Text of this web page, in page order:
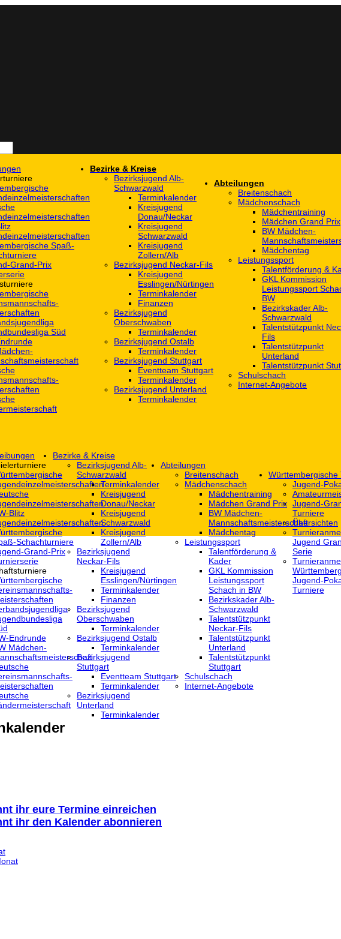
Spaß-
Grand-Prix
Süd
Bezirke & Kreise
Bezirksjugend Alb-
Schwarzwald
Terminkalender
Kreisjugend
Donau/Neckar
Kreisjugend
Schwarzwald
Kreisjugend
Zollern/Alb
Bezirksjugend Neckar-Fils
Kreisjugend
‎Esslingen/Nürtingen
Terminkalender
Finanzen
Bezirksjugend
Oberschwaben
Terminkalender
Bezirksjugend Ostalb
Terminkalender
Bezirksjugend Stuttgart
‎Eventteam Stuttgart
Terminkalender
Bezirksjugend Unterland
Terminkalender
Abteilungen
Breitenschach
Mädchenschach
Mädchentraining
Mädchen Grand Prix
BW Mädchen-
Mädchentag
Leistungssport
Talentförderung &
GKL Kommission
Leistungssport
BW
Bezirkskader Alb-
Schwarzwald
Talentstützpunkt
Fils
Talentstützpunkt
Unterland
Talentstützpunkt
Schulschach
Internet-Angebote
Blitz
Schachturniere
Grand-Prix
Endrunde
Mädchen-
Bezirke & Kreise
Bezirksjugend Alb-
Schwarzwald
Terminkalender
Kreisjugend
Donau/Neckar
Kreisjugend
Schwarzwald
Kreisjugend
Zollern/Alb
Bezirksjugend
Neckar-Fils
Kreisjugend
‎Esslingen/Nürtingen
Terminkalender
Finanzen
Bezirksjugend
Oberschwaben
Terminkalender
Bezirksjugend Ostalb
Terminkalender
Bezirksjugend
Stuttgart
‎Eventteam Stuttgart
Terminkalender
Bezirksjugend
Unterland
Terminkalender
Abteilungen
Breitenschach
Mädchenschach
Mädchentraining
Mädchen Grand Prix
BW Mädchen-
Mannschaftsmeisterschaft
Mädchentag
Leistungssport
Talentförderung &
Kader
GKL Kommission
Leistungssport
Schach in BW
Bezirkskader Alb-
Schwarzwald
Talentstützpunkt
Neckar-Fils
Talentstützpunkt
Unterland
Talentstützpunkt
Stuttgart
Schulschach
Internet-Angebote
Württembergische
Jugend-
Jugend-
Turniere
Übersichten
Jugend
Serie
Jugend-
Turniere
ihr eure Termine einreichen
ihr den Kalender abonnieren